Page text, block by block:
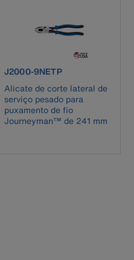
product number J2000-9NETP
J2000-9NETP
Alicate de corte lateral de
serviço pesado para
puxamento de fio
Journeyman™ de 241 mm
will cause content on the page to